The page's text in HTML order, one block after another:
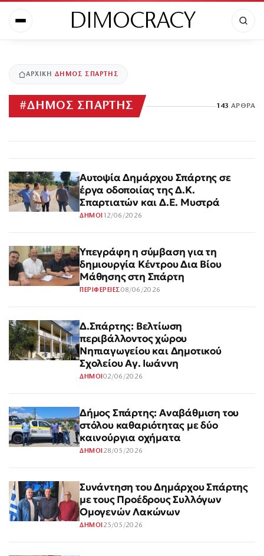
DIMOCRACY
ΑΡΧΙΚΉ ΔΗΜΟΣ ΣΠΑΡΤΗΣ
#ΔΗΜΟΣ ΣΠΑΡΤΗΣ 143 ΆΡΘΡΑ
Αυτοψία Δημάρχου Σπάρτης σε
έργα οδοποιίας της Δ.Κ.
Σπαρτιατών και Δ.Ε. Μυστρά
ΔΗΜΟΙ 12/06/2026
Υπεγράφη η σύμβαση για τη
δημιουργία Κέντρου Δια Βίου
Μάθησης στη Σπάρτη
ΠΕΡΙΦΕΡΕΙΕΣ08/06/2026
Δ.Σπάρτης: Βελτίωση
περιβάλλοντος χώρου
Νηπιαγωγείου και Δημοτικού
Σχολείου Αγ. Ιωάννη
ΔΗΜΟΙ 02/06/2026
Δήμος Σπάρτης: Αναβάθμιση του
στόλου καθαριότητας με δύο
καινούργια οχήματα
ΔΗΜΟΙ 28/05/2026
Συνάντηση του Δημάρχου Σπάρτης
με τους Προέδρους Συλλόγων
Ομογενών Λακώνων
ΔΗΜΟΙ 25/05/2026